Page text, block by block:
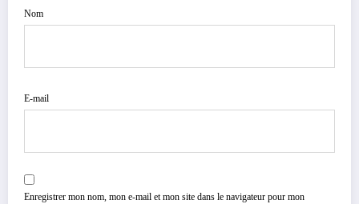
Nom
E-mail
Enregistrer mon nom, mon e-mail et mon site dans le navigateur pour mon